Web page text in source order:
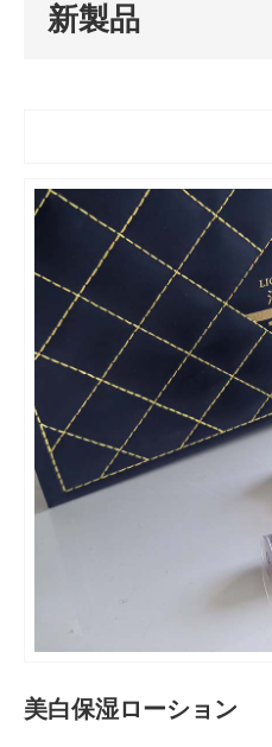
新製品
美白保湿ローション